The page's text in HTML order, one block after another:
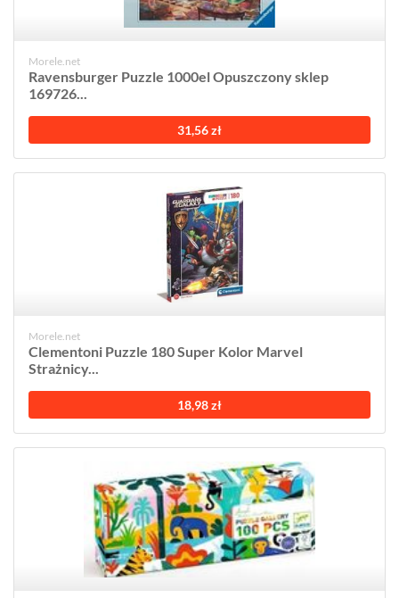
Morele.net
Ravensburger Puzzle 1000el Opuszczony sklep
169726...
31,56 zł
Morele.net
Clementoni Puzzle 180 Super Kolor Marvel
Strażnicy...
18,98 zł